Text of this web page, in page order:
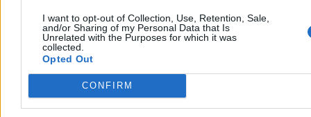
I want to opt-out of Collection, Use, Retention, Sale,
and/or Sharing of my Personal Data that Is
Unrelated with the Purposes for which it was
collected.
Opted Out
CONFIRM
Agnieszka Waś-Turecka
Dzisiaj 12:40